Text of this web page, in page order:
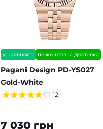
у наявності
безкоштовна доставка
Pagani Design PD-YS027
Gold-White
12
7 030 грн